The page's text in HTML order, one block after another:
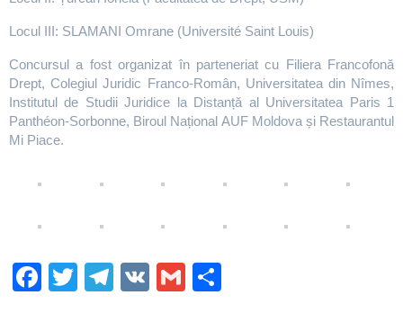
Locul III: SLAMANI Omrane (Université Saint Louis)
Concursul a fost organizat în parteneriat cu Filiera Francofonă
Drept, Colegiul Juridic Franco-Român, Universitatea din Nîmes,
Institutul de Studii Juridice la Distanță al Universitatea Paris 1
Panthéon-Sorbonne, Biroul Național AUF Moldova și Restaurantul
Mi Piace.
Fa T Te V G